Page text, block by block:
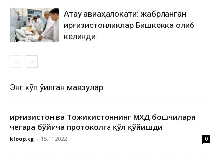
Ақтау авиаҳалокати: жабрланган
қирғизистонликлар Бишкекка олиб
келинди
Энг кўп ўқилган мавзулар
Қирғизистон ва Тожикистоннинг МХДҚ бошчилари
чегара бўйича протоколга қўл қўйишди
kloop.kg - 15.11.2022 0